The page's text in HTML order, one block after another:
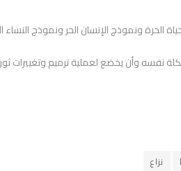
الحرة ونموذج الإنسان الحر ونموذج النساء
نفسه وأن يخضع لعملية ترميم وتغييرات
نزاع